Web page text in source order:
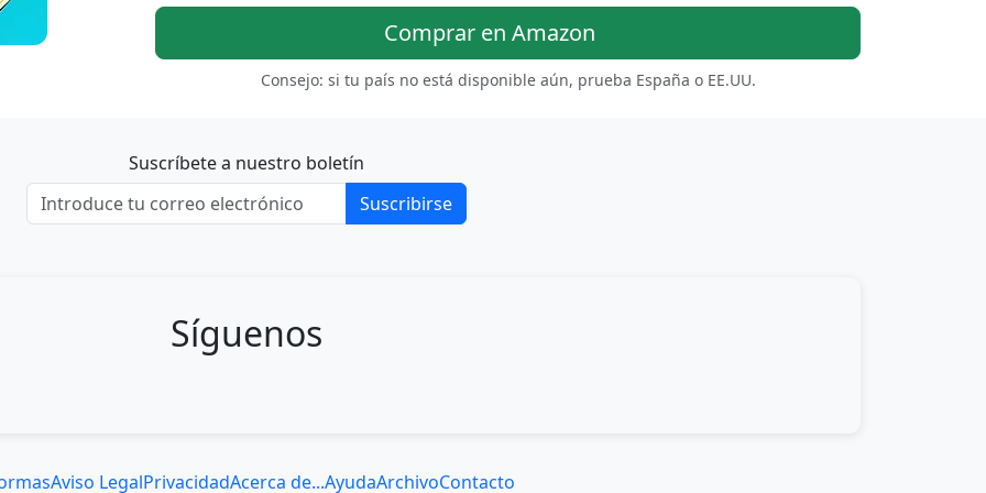
Comprar en Amazon
Consejo: si tu país no está disponible aún, prueba España o EE.UU.
Suscríbete a nuestro boletín
Suscribirse
Síguenos
Aviso LegalPrivacidadAcerca de...AyudaArchivoContacto